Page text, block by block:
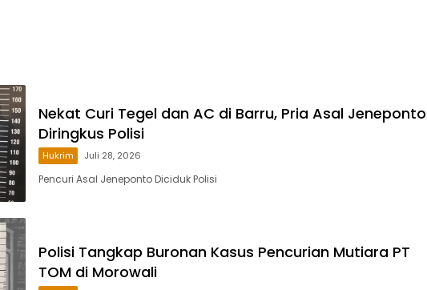
Nekat Curi Tegel dan AC di Barru, Pria Asal Jeneponto
Diringkus Polisi
Hukrim Juli 28, 2026
Pencuri Asal Jeneponto Diciduk Polisi
Polisi Tangkap Buronan Kasus Pencurian Mutiara PT
TOM di Morowali